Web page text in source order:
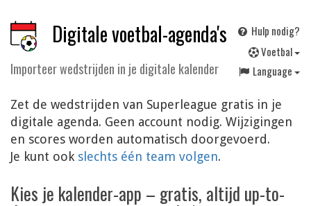
Digitale voetbal-agenda's
Importeer wedstrijden in je digitale kalender
Hulp nodig?
Voetbal
Language
Zet de wedstrijden van Superleague gratis in je
digitale agenda. Geen account nodig. Wijzigingen
en scores worden automatisch doorgevoerd.
Je kunt ook slechts één team volgen.
Kies je kalender-app – gratis, altijd up-to-